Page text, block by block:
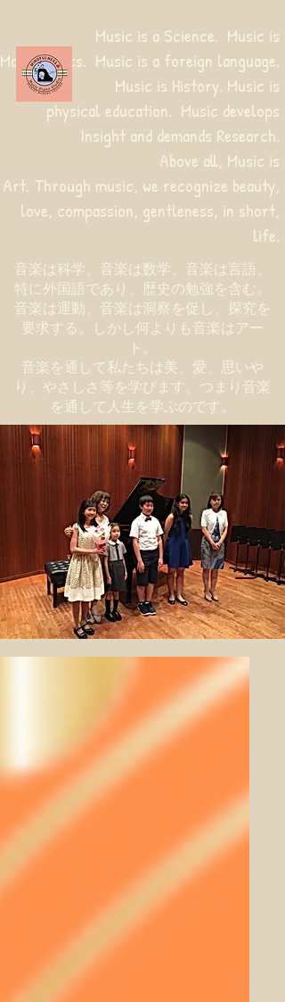
音楽は科学、音楽は数学、音楽は言語、
特に外国語であり、歴史の勉強を含む。
音楽は運動、音楽は洞察を促し、探究を
要求する。しかし何よりも音楽はアー
ト。
音楽を通して私たちは美、愛、思いや
り、やさしさ等を学びます。つまり音楽
を通して人生を学ぶのです。
Music is a Science. Music is
Mathematics. Music is a foreign language.
Music is History. Music is
physical education. Music develops
Insight and demands Research.
Above all, Music is
Art. Through music, we recognize beauty,
love, compassion, gentleness, in short,
life.